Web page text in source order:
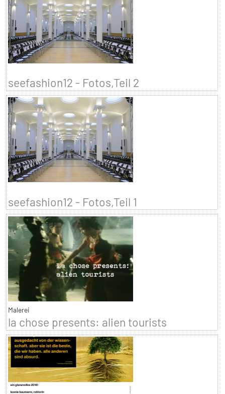
seefashion12 - Fotos,Teil 2
seefashion12 - Fotos,Teil 1
Malerei
la chose presents: alien tourists